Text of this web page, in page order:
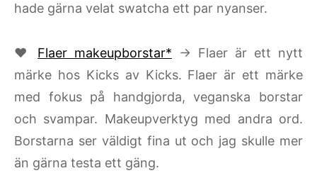
hade gärna velat swatcha ett par nyanser.
♥ Flaer makeupborstar* → Flaer är ett nytt
märke hos Kicks av Kicks. Flaer är ett märke
med fokus på handgjorda, veganska borstar
och svampar. Makeupverktyg med andra ord.
Borstarna ser väldigt fina ut och jag skulle mer
än gärna testa ett gäng.